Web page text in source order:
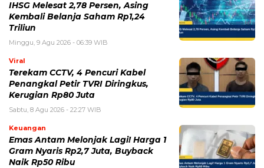
IHSG Melesat 2,78 Persen, Asing
Kembali Belanja Saham Rp1,24
Triliun
Minggu, 9 Agu 2026 - 06:39 WIB
Viral
Terekam CCTV, 4 Pencuri Kabel
Penangkal Petir TVRI Diringkus,
Kerugian Rp80 Juta
Sabtu, 8 Agu 2026 - 22:27 WIB
Keuangan
Emas Antam Melonjak Lagi! Harga 1
Gram Nyaris Rp2,7 Juta, Buyback
Naik Rp50 Ribu